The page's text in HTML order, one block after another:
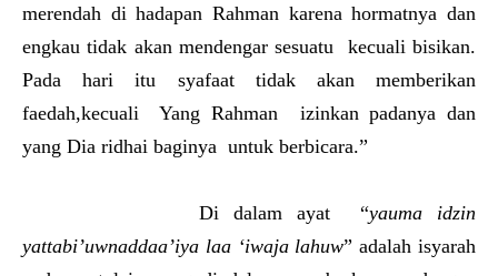
merendah di hadapan Rahman karena hormatnya dan
engkau tidak akan mendengar sesuatu kecuali bisikan.
Pada hari itu syafaat tidak akan memberikan
faedah,kecuali Yang Rahman izinkan padanya dan
yang Dia ridhai baginya untuk berbicara.”
Di dalam ayat “yauma idzin
yattabi’uwnaddaa’iya laa ‘iwaja lahuw” adalah isyarah